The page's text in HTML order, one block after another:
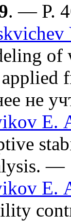
. — P. 4
of
applied
не
E.
—
E.